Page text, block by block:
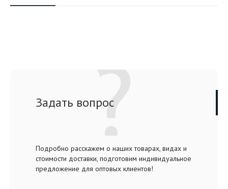
Задать вопрос
Подробно расскажем о наших товарах, видах и
стоимости доставки, подготовим индивидуальное
предложение для оптовых клиентов!